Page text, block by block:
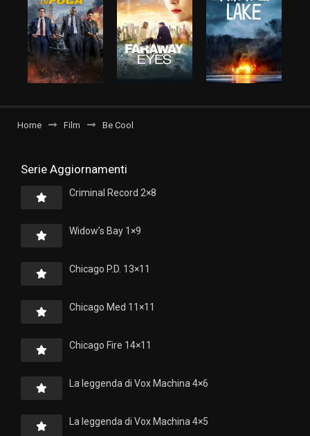
Home Film Be Cool
Serie Aggiornamenti
Criminal Record 2×8
Widow’s Bay 1×9
Chicago P.D. 13×11
Chicago Med 11×11
Chicago Fire 14×11
La leggenda di Vox Machina 4×6
La leggenda di Vox Machina 4×5